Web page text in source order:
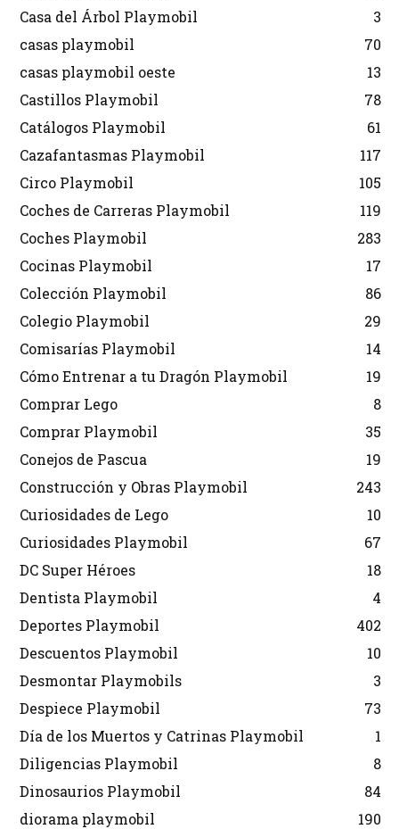
Casa del Árbol Playmobil
3
casas playmobil
70
casas playmobil oeste
13
Castillos Playmobil
78
Catálogos Playmobil
61
Cazafantasmas Playmobil
117
Circo Playmobil
105
Coches de Carreras Playmobil
119
Coches Playmobil
283
Cocinas Playmobil
17
Colección Playmobil
86
Colegio Playmobil
29
Comisarías Playmobil
14
Cómo Entrenar a tu Dragón Playmobil
19
Comprar Lego
8
Comprar Playmobil
35
Conejos de Pascua
19
Construcción y Obras Playmobil
243
Curiosidades de Lego
10
Curiosidades Playmobil
67
DC Super Héroes
18
Dentista Playmobil
4
Deportes Playmobil
402
Descuentos Playmobil
10
Desmontar Playmobils
3
Despiece Playmobil
73
Día de los Muertos y Catrinas Playmobil
1
Diligencias Playmobil
8
Dinosaurios Playmobil
84
diorama playmobil
190